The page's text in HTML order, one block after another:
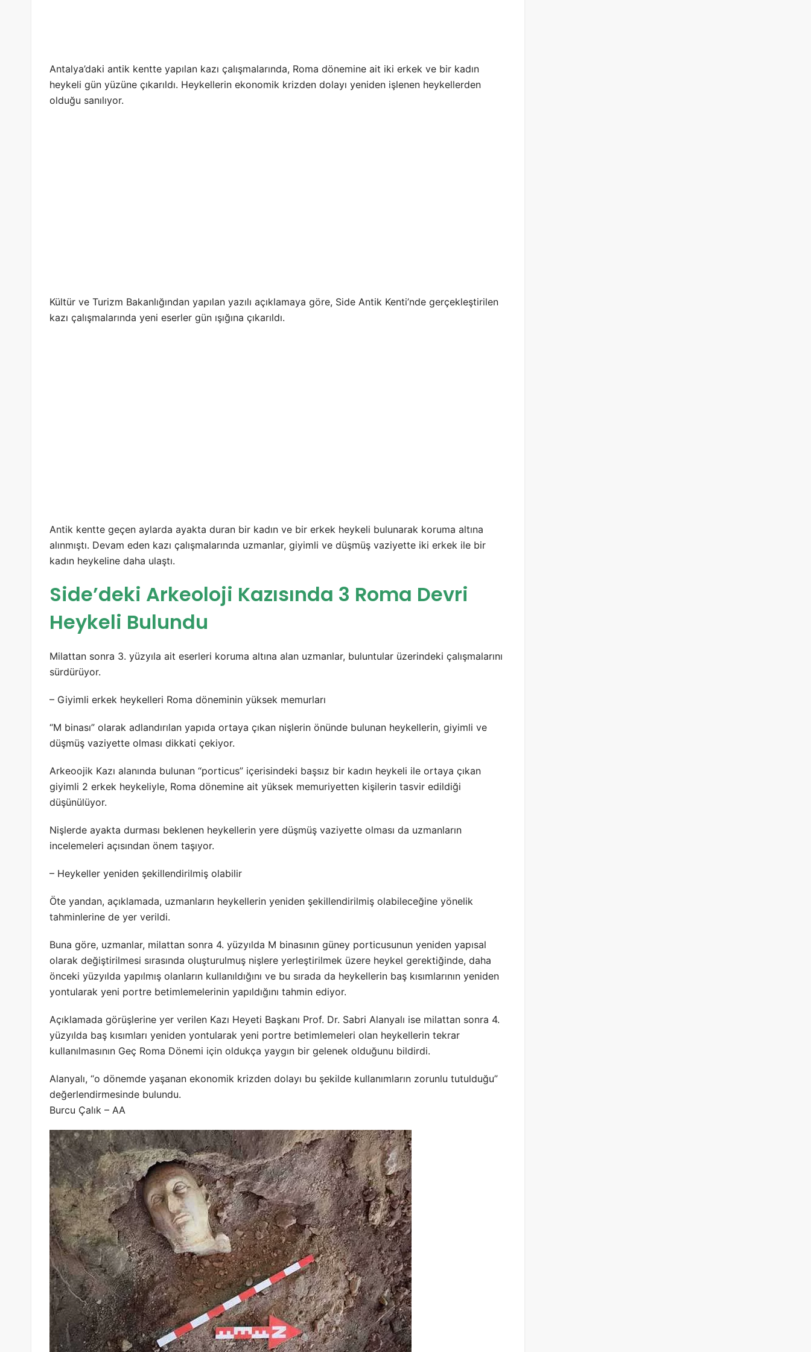
Antalya’daki antik kentte yapılan kazı çalışmalarında, Roma dönemine ait iki erkek ve bir kadın
heykeli gün yüzüne çıkarıldı. Heykellerin ekonomik krizden dolayı yeniden işlenen heykellerden
olduğu sanılıyor.
Kültür ve Turizm Bakanlığından yapılan yazılı açıklamaya göre, Side Antik Kenti’nde gerçekleştirilen
kazı çalışmalarında yeni eserler gün ışığına çıkarıldı.
Antik kentte geçen aylarda ayakta duran bir kadın ve bir erkek heykeli bulunarak koruma altına
alınmıştı. Devam eden kazı çalışmalarında uzmanlar, giyimli ve düşmüş vaziyette iki erkek ile bir
kadın heykeline daha ulaştı.
Side’deki Arkeoloji Kazısında 3 Roma Devri
Heykeli Bulundu
Milattan sonra 3. yüzyıla ait eserleri koruma altına alan uzmanlar, buluntular üzerindeki çalışmalarını
sürdürüyor.
– Giyimli erkek heykelleri Roma döneminin yüksek memurları
“M binası” olarak adlandırılan yapıda ortaya çıkan nişlerin önünde bulunan heykellerin, giyimli ve
düşmüş vaziyette olması dikkati çekiyor.
Arkeoojik Kazı alanında bulunan “porticus” içerisindeki başsız bir kadın heykeli ile ortaya çıkan
giyimli 2 erkek heykeliyle, Roma dönemine ait yüksek memuriyetten kişilerin tasvir edildiği
düşünülüyor.
Nişlerde ayakta durması beklenen heykellerin yere düşmüş vaziyette olması da uzmanların
incelemeleri açısından önem taşıyor.
– Heykeller yeniden şekillendirilmiş olabilir
Öte yandan, açıklamada, uzmanların heykellerin yeniden şekillendirilmiş olabileceğine yönelik
tahminlerine de yer verildi.
Buna göre, uzmanlar, milattan sonra 4. yüzyılda M binasının güney porticusunun yeniden yapısal
olarak değiştirilmesi sırasında oluşturulmuş nişlere yerleştirilmek üzere heykel gerektiğinde, daha
önceki yüzyılda yapılmış olanların kullanıldığını ve bu sırada da heykellerin baş kısımlarının yeniden
yontularak yeni portre betimlemelerinin yapıldığını tahmin ediyor.
Açıklamada görüşlerine yer verilen Kazı Heyeti Başkanı Prof. Dr. Sabri Alanyalı ise milattan sonra 4.
yüzyılda baş kısımları yeniden yontularak yeni portre betimlemeleri olan heykellerin tekrar
kullanılmasının Geç Roma Dönemi için oldukça yaygın bir gelenek olduğunu bildirdi.
Alanyalı, “o dönemde yaşanan ekonomik krizden dolayı bu şekilde kullanımların zorunlu tutulduğu”
değerlendirmesinde bulundu.
Burcu Çalık – AA